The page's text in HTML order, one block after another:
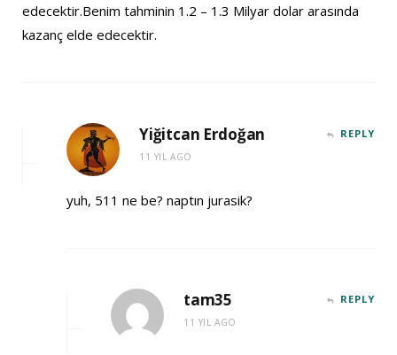
edecektir.Benim tahminin 1.2 – 1.3 Milyar dolar arasında
kazanç elde edecektir.
Yiğitcan Erdoğan
11 YIL AGO
REPLY
yuh, 511 ne be? naptın jurasik?
tam35
11 YIL AGO
REPLY